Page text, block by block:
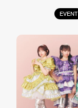
EVENT